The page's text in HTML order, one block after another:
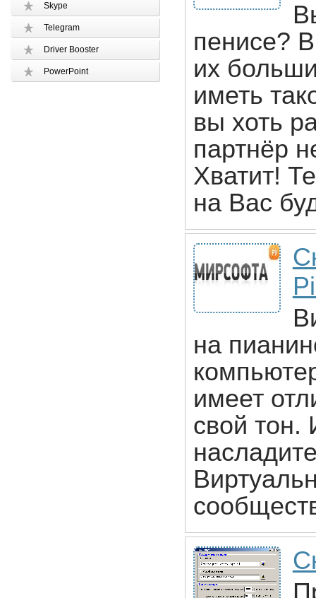
Skype
Telegram
Driver Booster
PowerPoint
пенисе?
их
иметь
вы хоть
партнёр
Хватит!
на Вас
на
имеет
свой тон.